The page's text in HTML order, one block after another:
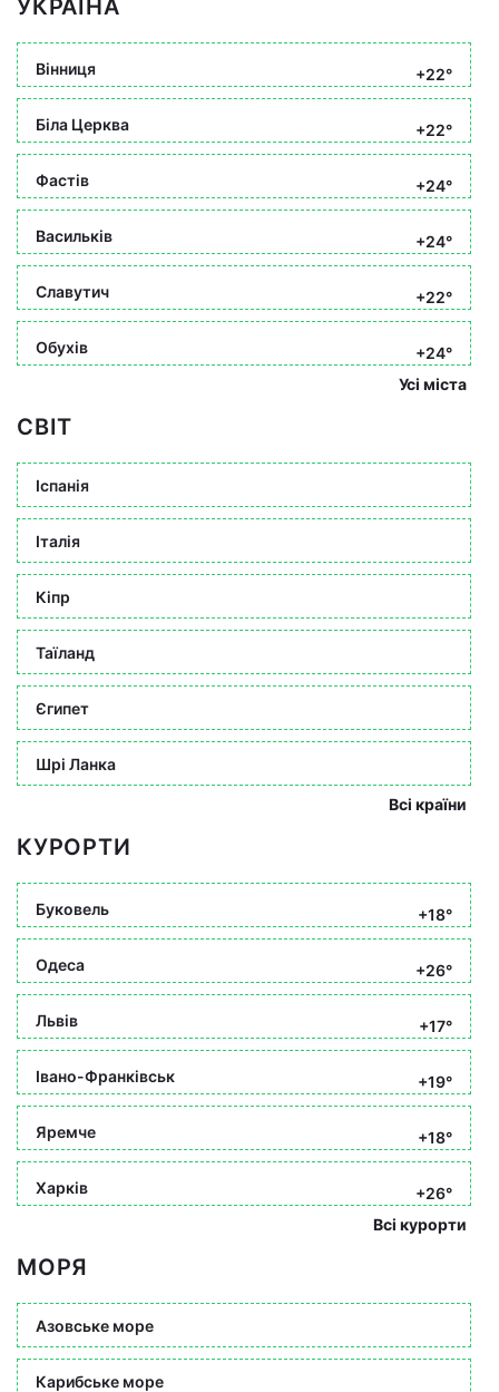
УКРАЇНА
Вінниця +22°
Біла Церква +22°
Фастів +24°
Васильків +24°
Славутич +22°
Обухів
+24°
Усі міста
СВІТ
Іспанія
Італія
Кіпр
Таїланд
Єгипет
Шрі Ланка
Всі країни
КУРОРТИ
Буковель +18°
Одеса +26°
Львів +17°
Івано-Франківськ +19°
Яремче +18°
Харків
+26°
Всі курорти
МОРЯ
Азовське море
Карибське море